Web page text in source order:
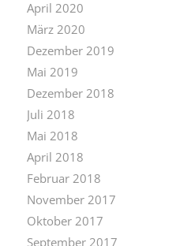
April 2020
März 2020
Dezember 2019
Mai 2019
Dezember 2018
Juli 2018
Mai 2018
April 2018
Februar 2018
November 2017
Oktober 2017
September 2017